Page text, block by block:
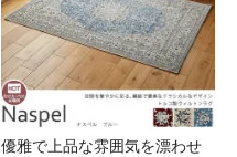
優雅で上品な雰囲気を漂わせ